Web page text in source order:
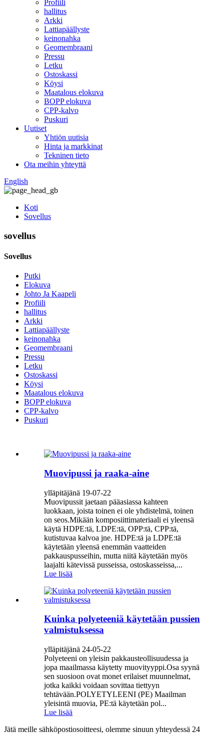
Profiili
hallitus
Arkki
Lattiapäällyste
keinonahka
Geomembraani
Pressu
Letku
Ostoskassi
Köysi
Maatalous elokuva
BOPP elokuva
CPP-kalvo
Puskuri
Uutiset
Yhtiön uutisia
Hinta ja markkinat
Tekninen tieto
Ota meihin yhteyttä
English
Koti
Sovellus
sovellus
Sovellus
Putki
Elokuva
Johto Ja Kaapeli
Profiili
hallitus
Arkki
Lattiapäällyste
keinonahka
Geomembraani
Pressu
Letku
Ostoskassi
Köysi
Maatalous elokuva
BOPP elokuva
CPP-kalvo
Puskuri
Muovipussi ja raaka-aine
ylläpitäjänä 19-07-22
Muovipussit jaetaan pääasiassa kahteen
luokkaan, joista toinen ei ole yhdistelmä, toinen
on seos.Mikään komposiittimateriaali ei yleensä
käytä HDPE:tä, LDPE:tä, OPP:tä, CPP:tä,
kutistuvaa kalvoa jne. HDPE:tä ja LDPE:tä
käytetään yleensä enemmän vaatteiden
pakkauspusseihin, mutta niitä käytetään myös
laajalti kätevissä pusseissa, ostoskasseissa,...
Lue lisää
Kuinka polyeteeniä käytetään pussien
valmistuksessa
ylläpitäjänä 24-05-22
Polyeteeni on yleisin pakkausteollisuudessa ja
jopa maailmassa käytetty muovityyppi.Osa syynä
sen suosioon ovat monet erilaiset muunnelmat,
jotka kaikki voidaan sovittaa tiettyyn
tehtävään.POLYETYLEENI (PE) Maailman
yleisintä muovia, PE:tä käytetään pol...
Lue lisää
Jätä meille sähköpostiosoitteesi, olemme sinuun yhteydessä 24